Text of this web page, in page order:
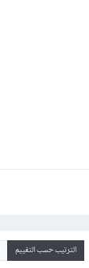
الترتيب حسب التقييم